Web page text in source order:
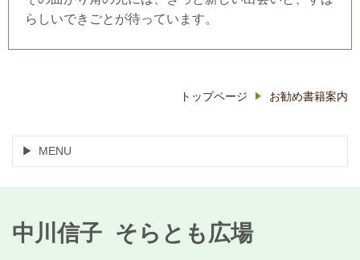
らしいできごとが待っています。
トップページ お勧め書籍案内
MENU
中川信子 そらとも広場